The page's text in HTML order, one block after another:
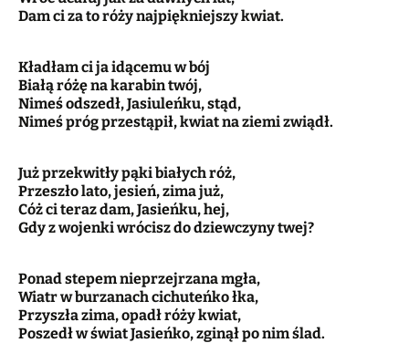
Dam ci za to róży najpiękniejszy kwiat.
Kładłam ci ja idącemu w bój
Białą różę na karabin twój,
Nimeś odszedł, Jasiuleńku, stąd,
Nimeś próg przestąpił, kwiat na ziemi zwiądł.
Już przekwitły pąki białych róż,
Przeszło lato, jesień, zima już,
Cóż ci teraz dam, Jasieńku, hej,
Gdy z wojenki wrócisz do dziewczyny twej?
Ponad stepem nieprzejrzana mgła,
Wiatr w burzanach cichuteńko łka,
Przyszła zima, opadł róży kwiat,
Poszedł w świat Jasieńko, zginął po nim ślad.